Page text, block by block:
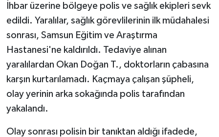
İhbar üzerine bölgeye polis ve sağlık ekipleri sevk
edildi. Yaralılar, sağlık görevlilerinin ilk müdahalesi
sonrası, Samsun Eğitim ve Araştırma
Hastanesi'ne kaldırıldı. Tedaviye alınan
yaralılardan Okan Doğan T., doktorların çabasına
karşın kurtarılamadı. Kaçmaya çalışan şüpheli,
olay yerinin arka sokağında polis tarafından
yakalandı.
Olay sonrası polisin bir tanıktan aldığı ifadede,